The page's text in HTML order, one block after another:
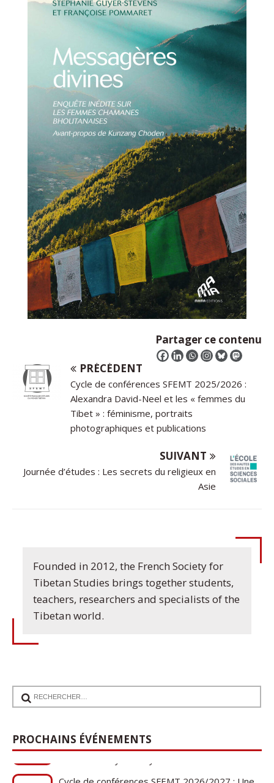
Partager ce contenu
PRÉCÉDENT
Cycle de conférences SFEMT 2025/2026 :
Alexandra David-Neel et les « femmes du
Tibet » : féminisme, portraits
photographiques et publications
SUIVANT
Journée d’études : Les secrets du religieux en
Asie
Founded in 2012, the French Society for
Tibetan Studies brings together students,
teachers, researchers and specialists of the
Tibetan world.
PROCHAINS ÉVÉNEMENTS
08